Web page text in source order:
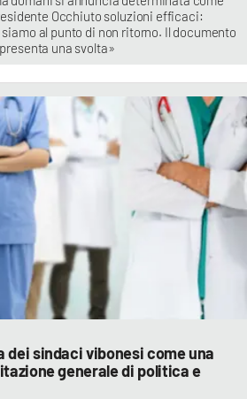
Occhiuto soluzioni efficaci:
al punto di non ritorno. Il documento
una svolta»
dei sindaci vibonesi come una
generale di politica e